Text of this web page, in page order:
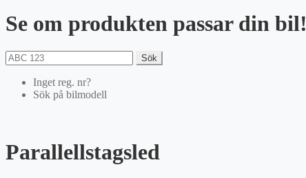
Se om produkten passar din bil!
Sök
Inget reg. nr?
Sök på bilmodell
Parallellstagsled